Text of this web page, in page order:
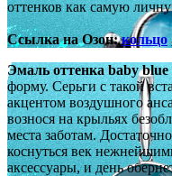
оттенков как самую
Ссылка на Озон:кольцо
Эмаль оттенка baby blue
форму. Серьги с такой
акцентом воздушного
вознося на крыльях
места заботам.
коснуться век
аксессуары, и день